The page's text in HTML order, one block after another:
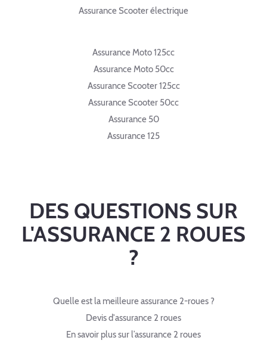
Assurance Scooter électrique
Assurance Moto 125cc
Assurance Moto 50cc
Assurance Scooter 125cc
Assurance Scooter 50cc
Assurance 50
Assurance 125
DES QUESTIONS SUR
L'ASSURANCE 2 ROUES
?
Quelle est la meilleure assurance 2-roues ?
Devis d'assurance 2 roues
En savoir plus sur l’assurance 2 roues